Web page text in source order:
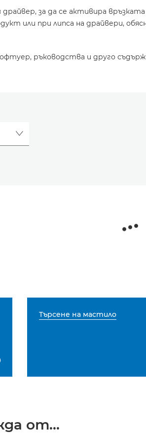
драйвер, за да се активира
или при липса на драйвери,
ръководства и друго
Търсене на мастило
от...